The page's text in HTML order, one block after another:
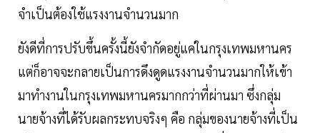
จำเป็นต้องใช้แรงงานจำนวนมาก
ยังดีที่การปรับขึ้นครั้งนี้ยังจำกัดอยู่แค่ในกรุงเทพมหานคร
แต่ก็อาจจะกลายเป็นการดึงดูดแรงงานจำนวนมากให้เข้า
มาทำงานในกรุงเทพมหานครมากกว่าที่ผ่านมา ซึ่งกลุ่ม
นายจ้างที่ได้รับผลกระทบจริงๆ คือ กลุ่มของนายจ้างที่เป็น